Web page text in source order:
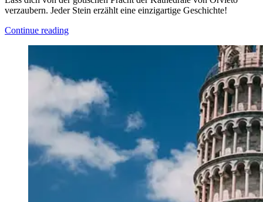
verzaubern. Jeder Stein erzählt eine einzigartige Geschichte!
Continue reading